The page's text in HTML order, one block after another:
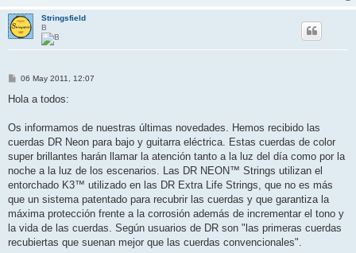
Stringsfield
B
M
n
j
06 May 2011, 12:07
Hola a todos:
Os informamos de nuestras últimas novedades. Hemos recibido las
cuerdas DR Neon para bajo y guitarra eléctrica. Estas cuerdas de color
super brillantes harán llamar la atención tanto a la luz del día como por la
noche a la luz de los escenarios. Las DR NEON™ Strings utilizan el
entorchado K3™ utilizado en las DR Extra Life Strings, que no es más
que un sistema patentado para recubrir las cuerdas y que garantiza la
máxima protección frente a la corrosión además de incrementar el tono y
la vida de las cuerdas. Según usuarios de DR son "las primeras cuerdas
recubiertas que suenan mejor que las cuerdas convencionales".